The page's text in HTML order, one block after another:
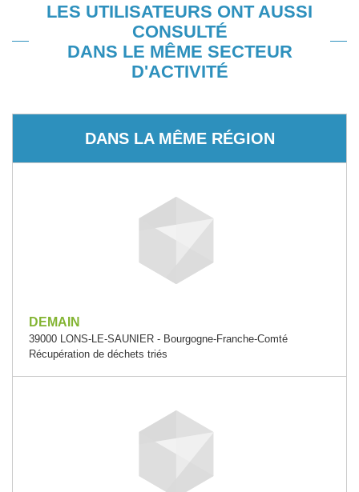
LES UTILISATEURS ONT AUSSI
CONSULTÉ
DANS LE MÊME SECTEUR
D'ACTIVITÉ
DANS LA MÊME RÉGION
DEMAIN
39000 LONS-LE-SAUNIER - Bourgogne-Franche-Comté
Récupération de déchets triés